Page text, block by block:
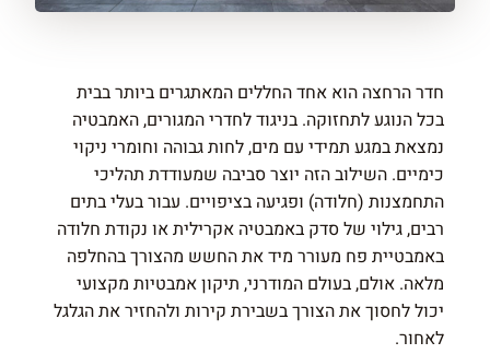
חדר הרחצה הוא אחד החללים המאתגרים ביותר בבית
בכל הנוגע לתחזוקה. בניגוד לחדרי המגורים, האמבטיה
נמצאת במגע תמידי עם מים, לחות גבוהה וחומרי ניקוי
כימיים. השילוב הזה יוצר סביבה שמעודדת תהליכי
התחמצנות (חלודה) ופגיעה בציפויים. עבור בעלי בתים
רבים, גילוי של סדק באמבטיה אקרילית או נקודת חלודה
באמבטיית פח מעורר מיד את החשש מהצורך בהחלפה
מלאה. אולם, בעולם המודרני, תיקון אמבטיות מקצועי
יכול לחסוך את הצורך בשבירת קירות ולהחזיר את הגלגל
לאחור.